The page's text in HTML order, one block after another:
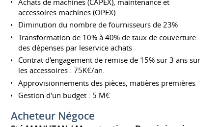
accessoires machines (OPEX)
Diminution du nombre de fournisseurs de 23%
Transformation de 10% à 40% de taux de couverture
des dépenses par leservice achats
Contrat d'engagement de remise de 15% sur 3 ans sur
les accessoires : 75K€/an.
Approvisionnements des pièces, matières premières
Gestion d'un budget : 5 M€
Acheteur Négoce